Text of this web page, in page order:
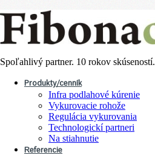
Spoľahlivý partner. 10 rokov skúseností.
Produkty/cenník
Infra podlahové kúrenie
Vykurovacie rohože
Regulácia vykurovania
Technologickí partneri
Na stiahnutie
Referencie